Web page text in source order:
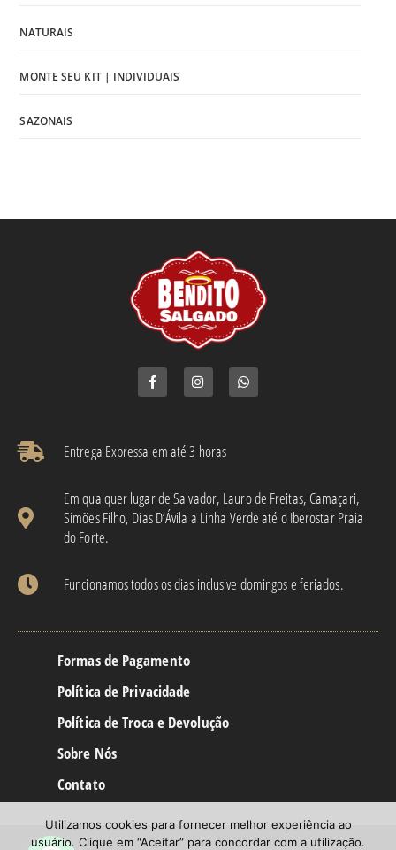
NATURAIS
MONTE SEU KIT | INDIVIDUAIS
SAZONAIS
Entrega Expressa em até 3 horas​
Em qualquer lugar de Salvador, Lauro de Freitas, Camaçari,
Simões Filho, Dias D’Ávila a Linha Verde até o Iberostar Praia
do Forte.
Funcionamos todos os dias inclusive domingos e feriados.
Formas de Pagamento
Política de Privacidade
Política de Troca e Devolução
Sobre Nós
Contato
Utilizamos cookies para fornecer melhor experiência ao
usuário. Clique em “Aceitar” para concordar com a utilização.